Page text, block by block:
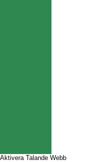
Aktivera Talande Webb